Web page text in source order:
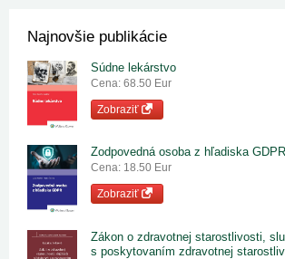
Najnovšie publikácie
Súdne lekárstvo
Cena: 68.50 Eur
Zobraziť
Zodpovedná osoba z hľadiska GDPR
Cena: 18.50 Eur
Zobraziť
Zákon o zdravotnej starostlivosti,
s poskytovaním zdravotnej